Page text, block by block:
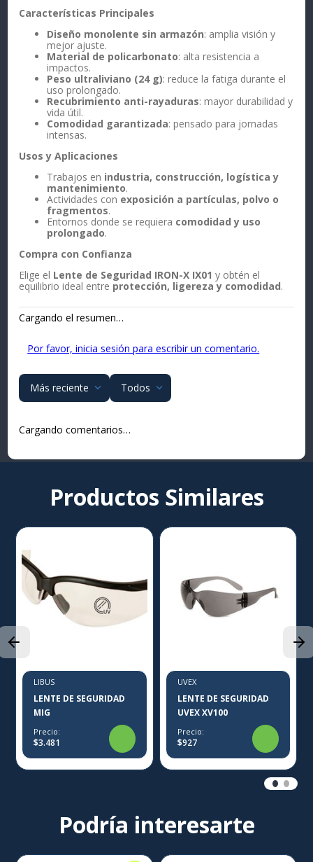
Características Principales
Diseño monolente sin armazón: amplia visión y
mejor ajuste.
Material de policarbonato: alta resistencia a
impactos.
Peso ultraliviano (24 g): reduce la fatiga durante el
uso prolongado.
Recubrimiento anti-rayaduras: mayor durabilidad y
vida útil.
Comodidad garantizada: pensado para jornadas
intensas.
Usos y Aplicaciones
Trabajos en industria, construcción, logística y
mantenimiento.
Actividades con exposición a partículas, polvo o
fragmentos.
Entornos donde se requiera comodidad y uso
prolongado.
Compra con Confianza
Elige el Lente de Seguridad IRON-X IX01 y obtén el
equilibrio ideal entre protección, ligereza y comodidad.
Cargando el resumen…
Por favor, inicia sesión para escribir un comentario.
Más reciente Todos
Cargando comentarios…
Productos Similares
LIBUS
LENTE DE SEGURIDAD
MIG
Precio:
$3.481
UVEX
LENTE DE SEGURIDAD
UVEX XV100
Precio:
$927
Podría interesarte